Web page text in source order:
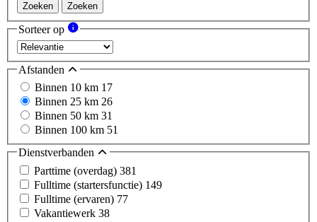
Zoeken Zoeken
Sorteer op
Afstanden
Binnen 10 km 17
Binnen 25 km 26
Binnen 50 km 31
Binnen 100 km 51
Dienstverbanden
Parttime (overdag) 381
Fulltime (startersfunctie) 149
Fulltime (ervaren) 77
Vakantiewerk 38